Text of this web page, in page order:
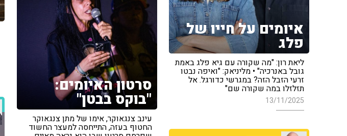
איומים על חייו של
פלג
ליאת רון: "מה שקורה עם גיא פלג באמת
גובל באנרכיה" • מליניאק: "ואיפה נבטו
זרעי הזבל הזה? במגרשי כדורגל. אל
תזלזלו במה שקורה שם"
13/11/2025
סרטון האיומים:
"בוקס בבטן"
עינב צנגאוקר, אימו של מתן צנגאוקר
החטוף בעזה, התייחסה למעצר החשוד